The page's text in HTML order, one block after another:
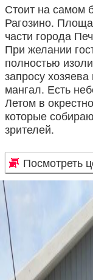
Стоит на самом
Рагозино.
части города
При желании
полностью
запросу
мангал. Есть
Летом в
которые
зрителей.
Посмотреть